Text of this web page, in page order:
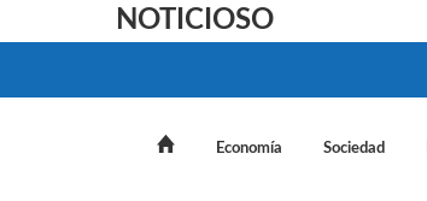
NOTICIOSO
Economía Sociedad